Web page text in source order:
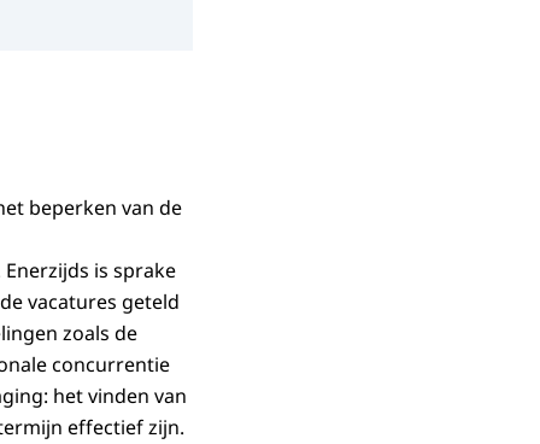
beperken van de
is sprake
vacatures geteld
zoals de
concurrentie
het vinden van
effectief zijn.